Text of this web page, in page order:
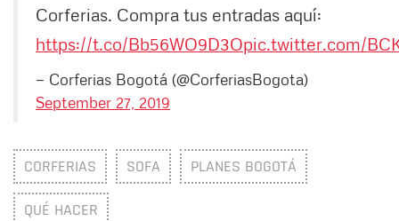
Corferias. Compra tus entradas aquí:
https://t.co/Bb56WO9D3Opic.twitter.com/
— Corferias Bogotá (@CorferiasBogota)
September 27, 2019
CORFERIAS SOFA PLANES BOGOTÁ
QUÉ HACER